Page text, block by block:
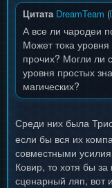
Цитата DreamTeam (
А все ли чародеи
Может тока
прочих? Могли ли
уровня простых
магических?
Среди них была
если бы вся их
совместными
Ковир, то хотя бы
сценарный ляп, вот